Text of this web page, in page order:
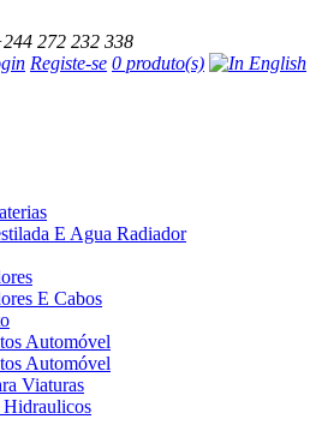
272 232 338
Registe-se 0 produto(s)
E Agua Radiador
E Cabos
Automóvel
Automóvel
Viaturas
Hidraulicos